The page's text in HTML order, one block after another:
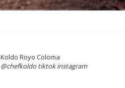
Koldo Royo Coloma
@chefkoldo tiktok instagram